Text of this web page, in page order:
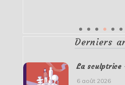
Derniers
La sculptrice
6 août 2026